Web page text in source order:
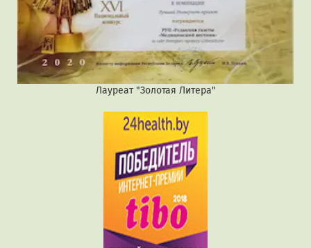
Лауреат "Золотая Литера"